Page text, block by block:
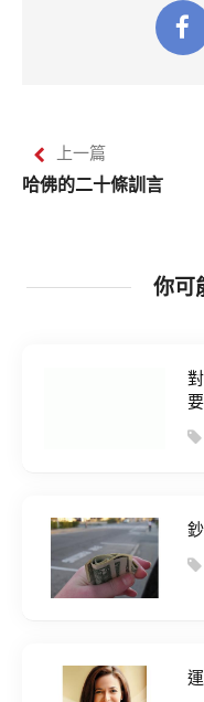
上一篇
哈佛的二十條訓言
你可
要